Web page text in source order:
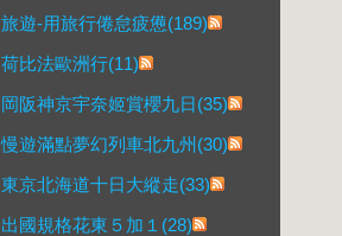
旅遊-用旅行倦怠疲憊(189)
荷比法歐洲行(11)
岡阪神京宇奈姬賞櫻九日(35)
慢遊滿點夢幻列車北九州(30)
東京北海道十日大縱走(33)
出國規格花東５加１(28)